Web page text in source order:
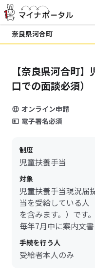
奈良県河合町
【奈良県河合町
口での面談必須）
オンライン申請
電子署名必須
制度
児童扶養手当
対象
児童扶養手当現況届
当を受給している人
を含みます。）です。
毎年7月中に案内文書
手続を行う人
受給者本人のみ